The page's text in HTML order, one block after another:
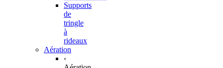
Supports
de
tringle
à
rideaux
Aération
‹